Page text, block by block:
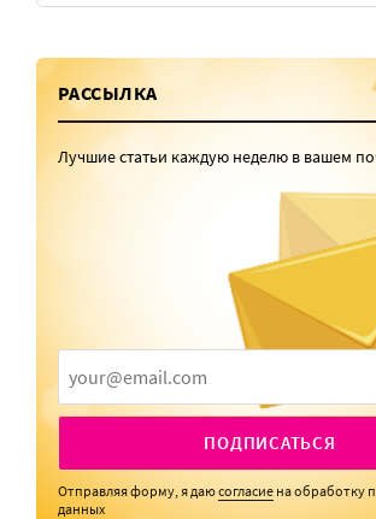
РАССЫЛКА
Лучшие статьи каждую неделю в вашем
ПОДПИСАТЬСЯ
Отправляя форму, я даюсогласие на обработку
данных